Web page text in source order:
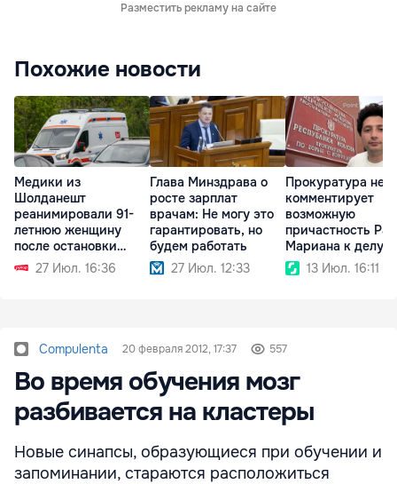
Разместить рекламу на сайте
Похожие новости
Медики из
Шолданешт
реанимировали 91-
летнюю женщину
после остановки
сердца27 Июл. 16:36
Глава Минздрава о
росте зарплат
врачам: Не могу это
гарантировать, но
будем работать
27 Июл. 12:33
Прокуратура не
комментирует
возможную
причастность
Мариана к делу
MoldATSA
13 Июл. 16:11
Compulenta 20 февраля 2012, 17:37 557
Во время обучения мозг
разбивается на кластеры
Новые синапсы, образующиеся при обучении и
запоминании, стараются расположиться